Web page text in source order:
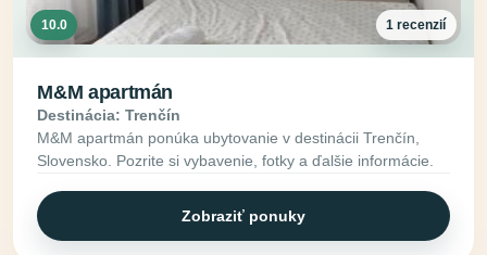
10.0 1 recenzií
M&M apartmán
Destinácia: Trenčín
M&M apartmán ponúka ubytovanie v destinácii Trenčín,
Slovensko. Pozrite si vybavenie, fotky a ďalšie informácie.
Zobraziť ponuky